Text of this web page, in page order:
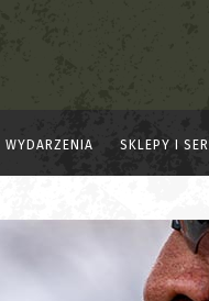
WYDARZENIA SKLEPY I